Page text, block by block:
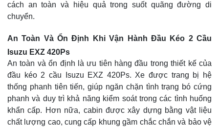
cách an toàn và hiệu quả trong suốt quãng đường di
chuyển.
An Toàn Và Ổn Định Khi Vận Hành Đầu Kéo 2 Cầu
Isuzu EXZ 420Ps
An toàn và ổn định là ưu tiên hàng đầu trong thiết kế của
đầu kéo 2 cầu Isuzu EXZ 420Ps. Xe được trang bị hệ
thống phanh tiên tiến, giúp ngăn chặn tình trạng bó cứng
phanh và duy trì khả năng kiểm soát trong các tình huống
khẩn cấp. Hơn nữa, cabin được xây dựng bằng vật liệu
chất lượng cao, cung cấp khung gầm chắc chắn và bảo vệ